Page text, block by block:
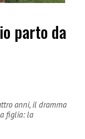
parto da
anni, il dramma
figlia: la